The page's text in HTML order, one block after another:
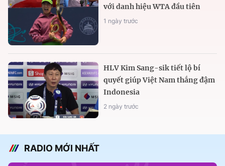
với danh hiệu WTA đầu tiên
1 ngày trước
HLV Kim Sang-sik tiết lộ bí
quyết giúp Việt Nam thắng đậm
Indonesia
2 ngày trước
RADIO MỚI NHẤT